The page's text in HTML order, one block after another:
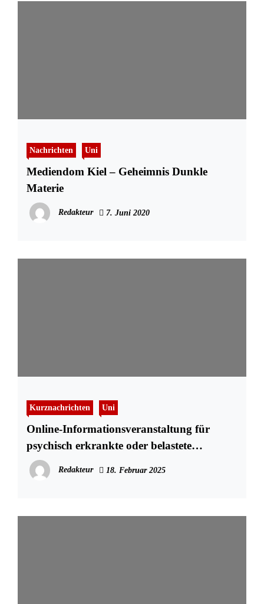
Nachrichten Uni
Mediendom Kiel – Geheimnis Dunkle
Materie
Redakteur 7. Juni 2020
Kurznachrichten Uni
Online-Informationsveranstaltung für
psychisch erkrankte oder belastete
Studierende
Redakteur 18. Februar 2025